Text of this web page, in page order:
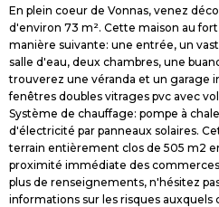
En plein coeur de Vonnas, venez
d'environ 73 m². Cette maison au
manière suivante: une entrée, un
salle d'eau, deux chambres, une
trouverez une véranda et un garage
fenêtres doubles vitrages pvc avec
Système de chauffage: pompe à
d'électricité par panneaux solaires.
terrain entièrement clos de 505 m2
proximité immédiate des
plus de renseignements, n'hésitez
informations sur les risques auxquels